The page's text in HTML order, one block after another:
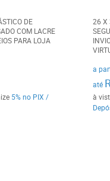
DE
COM LACRE
PARA LOJA
5%no PIX /
26 X
a
até
à